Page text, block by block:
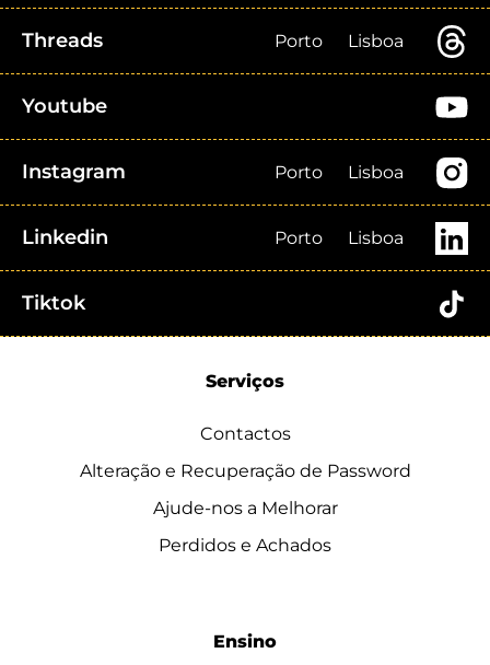
Threads Porto Lisboa
Youtube
Instagram Porto Lisboa
Linkedin Porto Lisboa
Tiktok
Serviços
Contactos
Alteração e Recuperação de Password
Ajude-nos a Melhorar
Perdidos e Achados
Ensino